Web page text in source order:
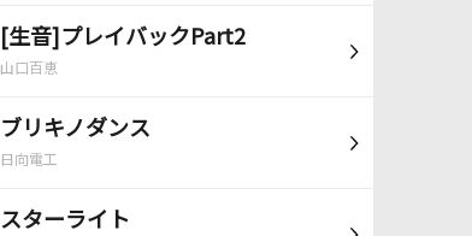
[生音]プレイバックPart2
山口百恵
ブリキノダンス
日向電工
スターライト